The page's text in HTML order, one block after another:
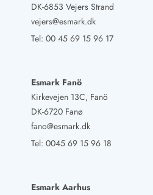
DK-6853 Vejers Strand
vejers@esmark.dk
Tel: 00 45 69 15 96 17
Esmark Fanö
Kirkevejen 13C, Fanö
DK-6720 Fanø
fano@esmark.dk
Tel: 0045 69 15 96 18
Esmark Aarhus